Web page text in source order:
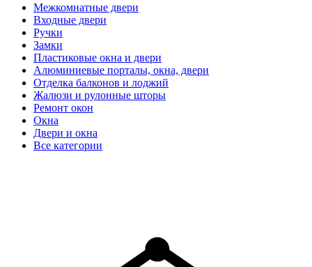
Межкомнатные двери
Входные двери
Ручки
Замки
Пластиковые окна и двери
Алюминиевые порталы, окна, двери
Отделка балконов и лоджий
Жалюзи и рулонные шторы
Ремонт окон
Окна
Двери и окна
Все категории